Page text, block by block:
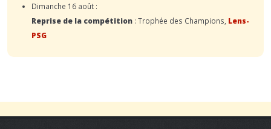
Dimanche 16 août :
Reprise de la compétition : Trophée des Champions, Lens-
PSG